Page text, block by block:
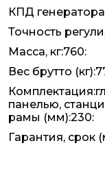
КПД
Точность
Масса, кг:760:
Вес брутто
панелью,
рамы (мм):230:
Гарантия, срок